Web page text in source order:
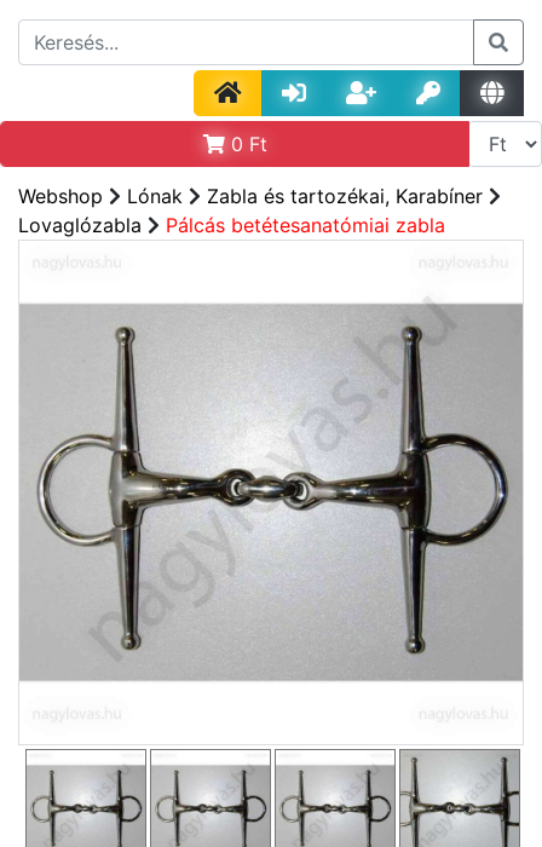
0 Ft
Webshop Lónak
Zabla és tartozékai, Karabíner
Lovaglózabla
Pálcás betétesanatómiai zabla